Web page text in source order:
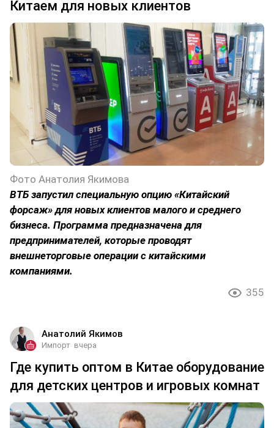
Китаем для новых клиентов
Фото Анатолия Якимова
ВТБ запустил специальную опцию «Китайский
форсаж» для новых клиентов малого и среднего
бизнеса. Программа предназначена для
предпринимателей, которые проводят
внешнеторговые операции с китайскими
компаниями.
355
Анатолий Якимов
Импорт вчера
Где купить оптом в Китае оборудование
для детских центров и игровых комнат